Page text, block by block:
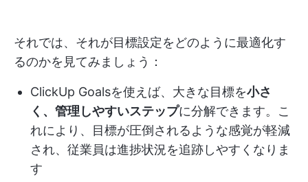
それでは、それが目標設定をどのように最適化す
るのかを見てみましょう：
ClickUp Goalsを使えば、大きな目標を小さ
く、管理しやすいステップに分解できます。こ
れにより、目標が圧倒されるような感覚が軽減
され、従業員は進捗状況を追跡しやすくなりま
す